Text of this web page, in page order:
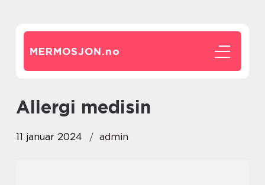
MERMOSJON.no
allergi medisin
11 januar 2024 admin